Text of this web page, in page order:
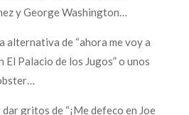
y George Washington…
alternativa de “ahora me voy a
El Palacio de los Jugos” o unos
gritos de “¡Me defeco en Joe